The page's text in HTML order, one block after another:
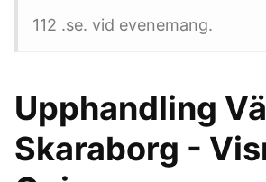
112 .se. vid evenemang.
Upphandling
Skaraborg -